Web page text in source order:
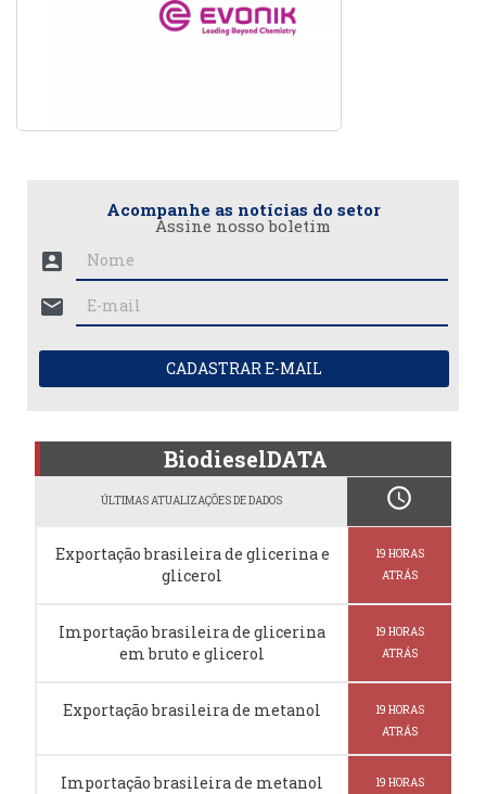
Acompanhe as notícias do setor
Assine nosso boletim
account_box
mail
CADASTRAR E-MAIL
BiodieselDATA
ÚLTIMAS ATUALIZAÇÕES DE DADOS schedule
Exportação brasileira de glicerina e
glicerol
19 HORAS
ATRÁS
Importação brasileira de glicerina
em bruto e glicerol
19 HORAS
ATRÁS
Exportação brasileira de metanol
19 HORAS
ATRÁS
Importação brasileira de metanol
19 HORAS